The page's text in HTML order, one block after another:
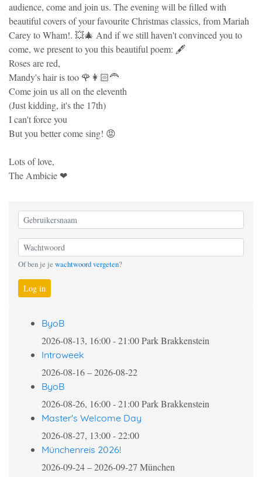
audience, come and join us. The evening will be filled with
beautiful covers of your favourite Christmas classics, from Mariah
Carey to Wham!. 💥🎄 And if we still haven't convinced you to
come, we present to you this beautiful poem: 🖋
Roses are red,
Mandy's hair is too 🌹👩🏻🦰
Come join us all on the eleventh
(Just kidding, it's the 17th)
I can't force you
But you better come sing! 😡
Lots of love,
The Ambicie ❤
Of ben je je wachtwoord vergeten?
Log in
ByoB
2026-08-13, 16:00-21:00Park Brakkenstein
Introweek
2026-08-16–2026-08-22
ByoB
2026-08-26, 16:00-21:00Park Brakkenstein
Master's Welcome Day
2026-08-27, 13:00-22:00
Münchenreis 2026!
2026-09-24–2026-09-27 München